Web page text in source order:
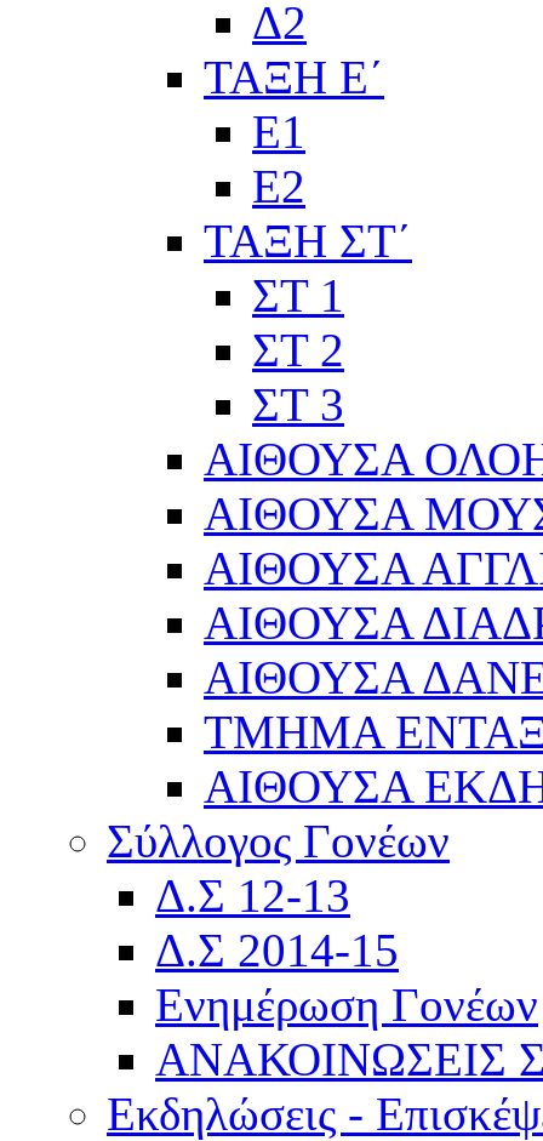
Δ2
ΤΑΞΗ Ε΄
Ε1
Ε2
ΤΑΞΗ ΣΤ΄
ΣΤ 1
ΣΤ 2
ΣΤ 3
ΑΙΘΟΥΣΑ
ΑΙΘΟΥΣΑ
ΑΙΘΟΥΣΑ
ΑΙΘΟΥΣΑ
ΑΙΘΟΥΣΑ
ΤΜΗΜΑ
ΑΙΘΟΥΣΑ
Σύλλογος Γονέων
Δ.Σ 12-13
Δ.Σ 2014-15
Ενημέρωση Γονέων
ΑΝΑΚΟΙΝΩΣΕΙΣ
Εκδηλώσεις -